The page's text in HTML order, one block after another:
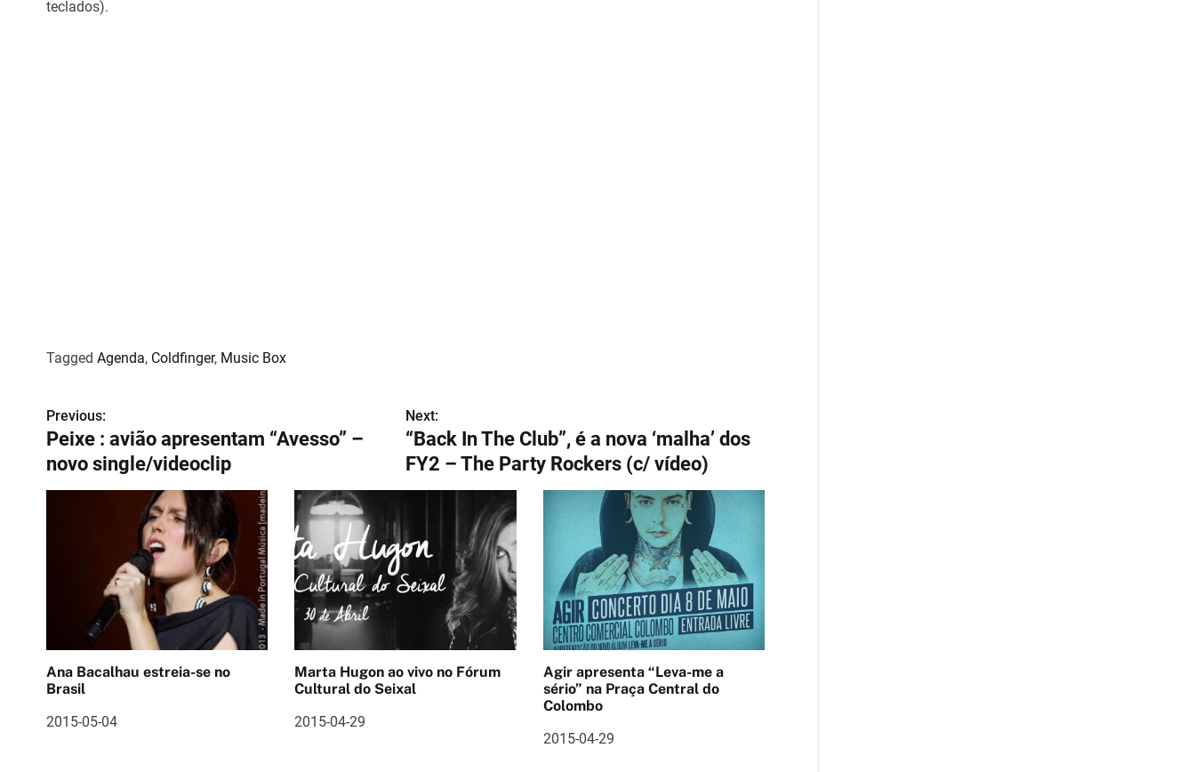
teclados).
Tagged Agenda, Coldfinger, Music Box
N
a
v
ã
o
d
Previous:
Peixe : avião apresentam “Avesso” –
novo single/videoclip
Next:
“Back In The Club”, é a nova ‘malha’ dos
FY2 – The Party Rockers (c/ vídeo)
Ana Bacalhau estreia-se no
Brasil
2015-05-04
Marta Hugon ao vivo no Fórum
Cultural do Seixal
2015-04-29
Agir apresenta “Leva-me a
sério” na Praça Central do
Colombo
2015-04-29